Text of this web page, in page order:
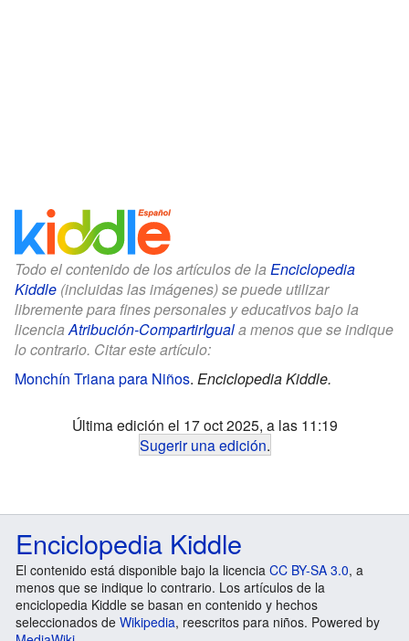
Todo el contenido de los artículos de la Enciclopedia
Kiddle (incluidas las imágenes) se puede utilizar
libremente para fines personales y educativos bajo la
licenciaAtribución-CompartirIguala menos que se indique
lo contrario. Citar este artículo:
Monchín Triana para Niños. Enciclopedia Kiddle.
Última edición el 17 oct 2025, a las 11:19
Sugerir una edición.
Enciclopedia Kiddle
El contenido está disponible bajo la licencia CC BY-SA 3.0, a
menos que se indique lo contrario. Los artículos de la
enciclopedia Kiddle se basan en contenido y hechos
seleccionados de Wikipedia, reescritos para niños. Powered by